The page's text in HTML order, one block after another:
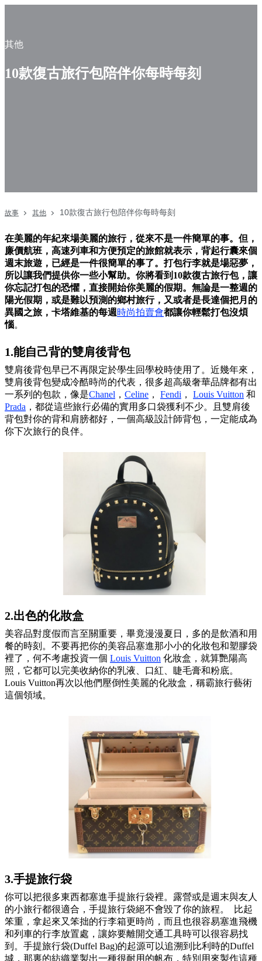
其他
10款復古旅行包陪伴你每時每刻
故事 其他 10款復古旅行包陪伴你每時每刻
在美麗的年紀來場美麗的旅行，從來不是一件簡單的事。但，
廉價航班，高速列車和方便預定的旅館就表示，背起行囊來個
週末旅遊，已經是一件很簡單的事了。打包行李就是場惡夢，
所以讓我們提供你一些小幫助。你將看到10款復古旅行包，讓
你忘記打包的恐懼，直接開始你美麗的假期。無論是一整週的
陽光假期，或是難以預測的鄉村旅行，又或者是長達個把月的
異國之旅，卡塔維基的每週時尚拍賣會都讓你輕鬆打包沒煩
惱。
1.能自己背的雙肩後背包
雙肩後背包早已不再限定於學生回學校時使用了。近幾年來，
雙肩後背包變成冷酷時尚的代表，很多超高級奢華品牌都有出
一系列的包款，像是Chanel ， Celine ， Fendi ， Louis Vuitton 和
Prada ，都從這些旅行必備的實用多口袋獲利不少。且雙肩後
背包對你的背和肩膀都好，一個高級設計師背包，一定能成為
你下次旅行的良伴。
2.出色的化妝盒
美容品對度假而言至關重要，畢竟漫漫夏日，多的是飲酒和用
餐的時刻。不要再把你的美容品塞進那小小的化妝包和塑膠袋
裡了，何不考慮投資一個 Louis Vuitton 化妝盒 ，就算艷陽高
照，它都可以完美收納你的乳液、口紅、睫毛膏和粉底。
Louis Vuitton再次以他們壓倒性美麗的化妝盒，稱霸旅行藝術
這個領域。
3.手提旅行袋
你可以把很多東西都塞進手提旅行袋裡。露營或是週末與友人
的小旅行都很適合，手提旅行袋絕不會毀了你的旅程。 比起
笨重，拿起來又笨拙的行李箱更時尚，而且也很容易塞進飛機
和列車的行李放置處，讓妳要離開交通工具時可以很容易找
到。手提旅行袋(Duffel Bag)的起源可以追溯到比利時的Duffel
城，那裏的紡織業製出一種很耐用的帆布，特別用來製作這種